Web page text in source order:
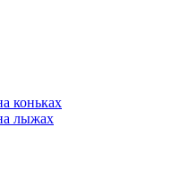
коньках
лыжах